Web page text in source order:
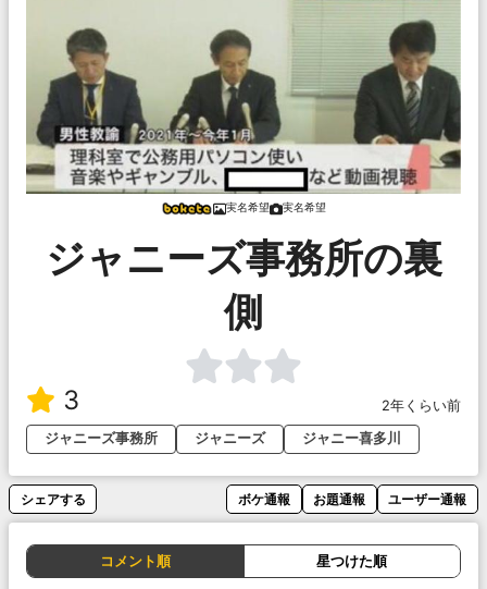
実名希望 実名希望
ジャニーズ事務所の裏
側
3
2年くらい前
ジャニーズ事務所
ジャニーズ ジャニー喜多川
シェアする ボケ通報 お題通報 ユーザー通報
コメント順 星つけた順